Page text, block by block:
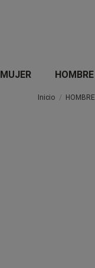
MUJER HOMBRE
Inicio HOMBRE